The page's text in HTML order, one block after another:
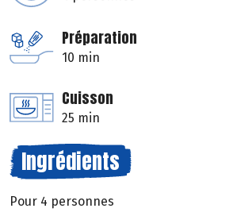
Préparation
10 min
Cuisson
25 min
Ingrédients
Pour 4 personnes